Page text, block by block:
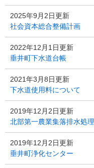
2025年9月2日更新
社会資本総合整備計画
2022年12月1日更新
垂井町下水道台帳
2021年3月8日更新
下水道使用料について
2019年12月2日更新
北部第一農業集落排水処
2019年12月2日更新
垂井町浄化センター